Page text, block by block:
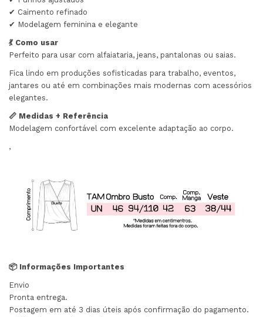
✔ Caimento refinado
✔ Modelagem feminina e elegante
💃 Como usar
Perfeito para usar com alfaiataria, jeans, pantalonas ou saias.
Fica lindo em produções sofisticadas para trabalho, eventos,
jantares ou até em combinações mais modernas com acessórios
elegantes.
📏 Medidas + Referência
Modelagem confortável com excelente adaptação ao corpo.
,
📦 Informações Importantes
Envio
Pronta entrega.
Postagem em até 3 dias úteis após confirmação do pagamento.